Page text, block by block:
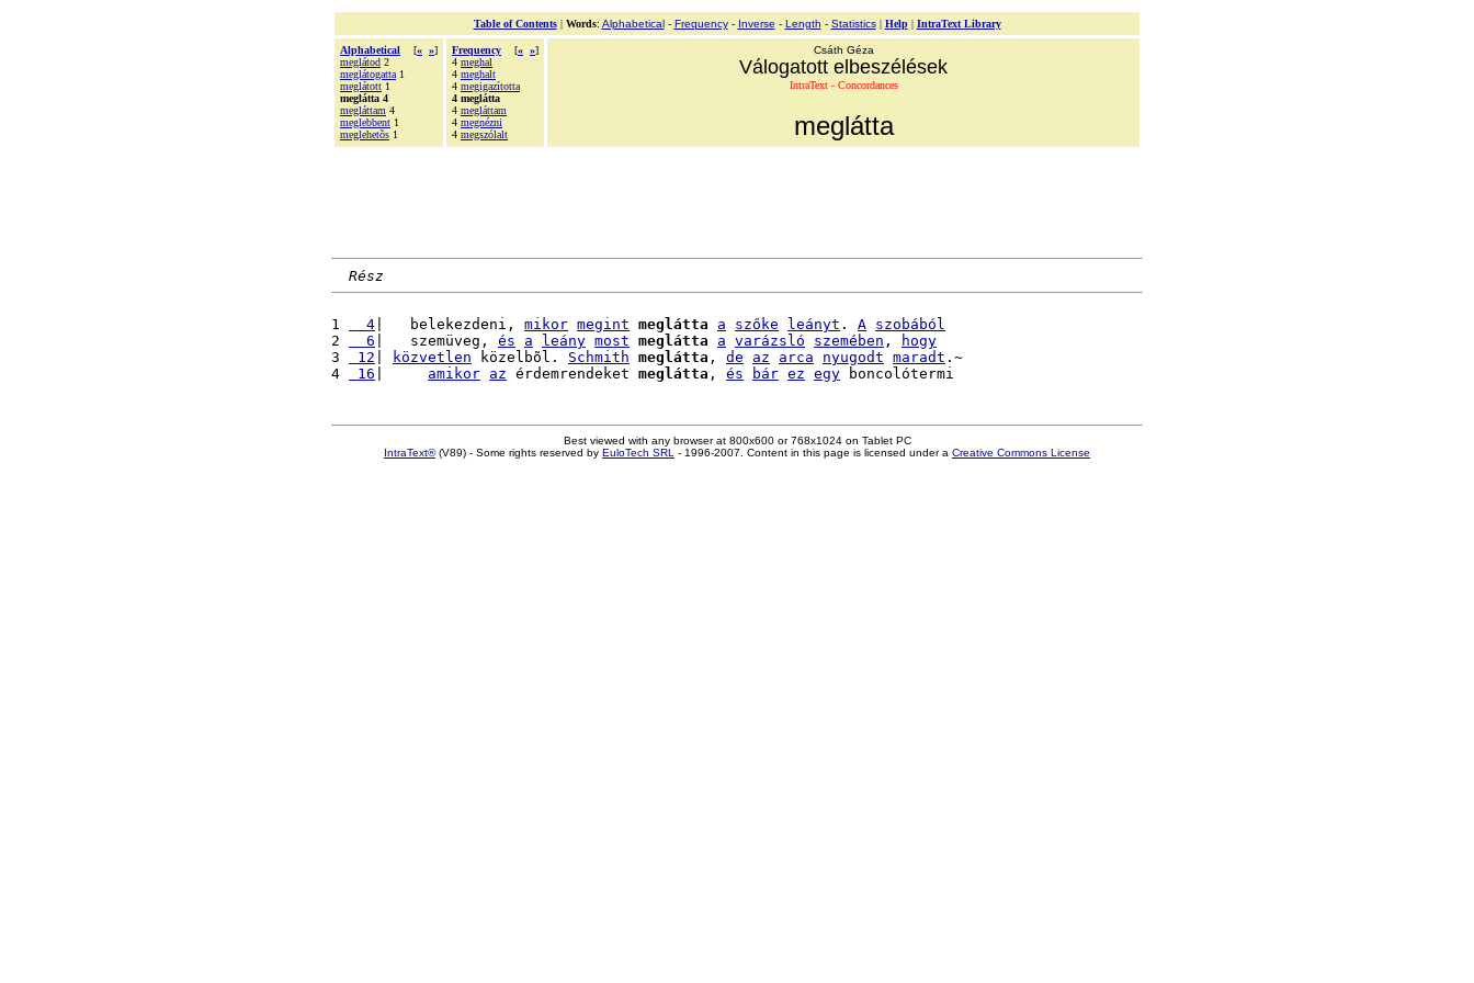
Table of Contents| Words: Alphabetical- Frequency- Inverse - Length - Statistics| Help| IntraText Library
Alphabetical [« »]
meglátod 2
meglátogatta 1
meglátott 1
meglátta 4
megláttam 4
meglebbent 1
meglehetõs 1
Frequency [« »]
4 meghal
4 meghalt
4 megigazította
4 meglátta
4 megláttam
4 megnézni
4 megszólalt
Csáth Géza
Válogatott elbeszélések
IntraText - Concordances
meglátta
Rész
1
  4
|   belekezdeni, mikor megint meglátta a szőke leányt . A szobából
2
  6
|   szemüveg, és a leány most meglátta a varázsló szemében ,
hogy
3
12 közvetlen közelbõl. Schmith meglátta , de az arca nyugodt maradt .~
4
16 amikor az érdemrendeket meglátta , és bár ez egy
Best viewed with any browser at 800x600 or 768x1024 on Tablet PC
IntraText®(V89) - Some rights reserved by EuloTech SRL - 1996-2007. Content in this page is licensed under a Creative Commons License